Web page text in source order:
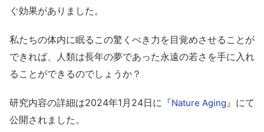
ぐ効果がありました。
私たちの体内に眠るこの驚くべき力を目覚めさせることが
できれば、人類は長年の夢であった永遠の若さを手に入れ
ることができるのでしょうか？
研究内容の詳細は2024年1月24日に『Nature Aging 』にて
公開されました。